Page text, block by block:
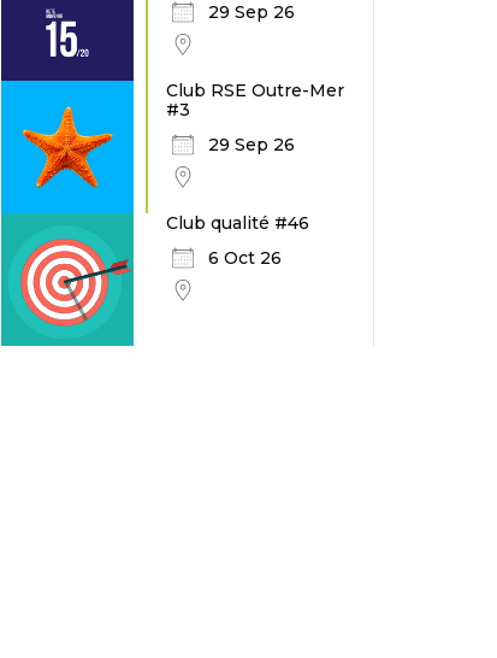
29 Sep 26
Club RSE Outre-Mer
#3
29 Sep 26
Club qualité #46
6 Oct 26